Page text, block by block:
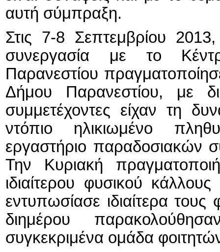
αυτή σύμπραξη.
Στις 7-8 Σεπτεμβρίου
συνεργασία με το
Παρανεστίου
Δήμου Παρανεστίου, με
συμμετέχοντες είχαν τη
ντόπιο ηλικιωμένο
εργαστήριο παραδοσιακών
Την Κυριακή
ιδιαίτερου φυσικού
εντυπωσίασε ιδιαίτερα τους
διημέρου
συγκεκριμένα ομάδα